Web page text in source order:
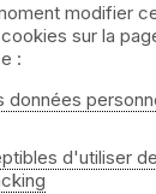
modifier
sur la
:
données
d'utiliser